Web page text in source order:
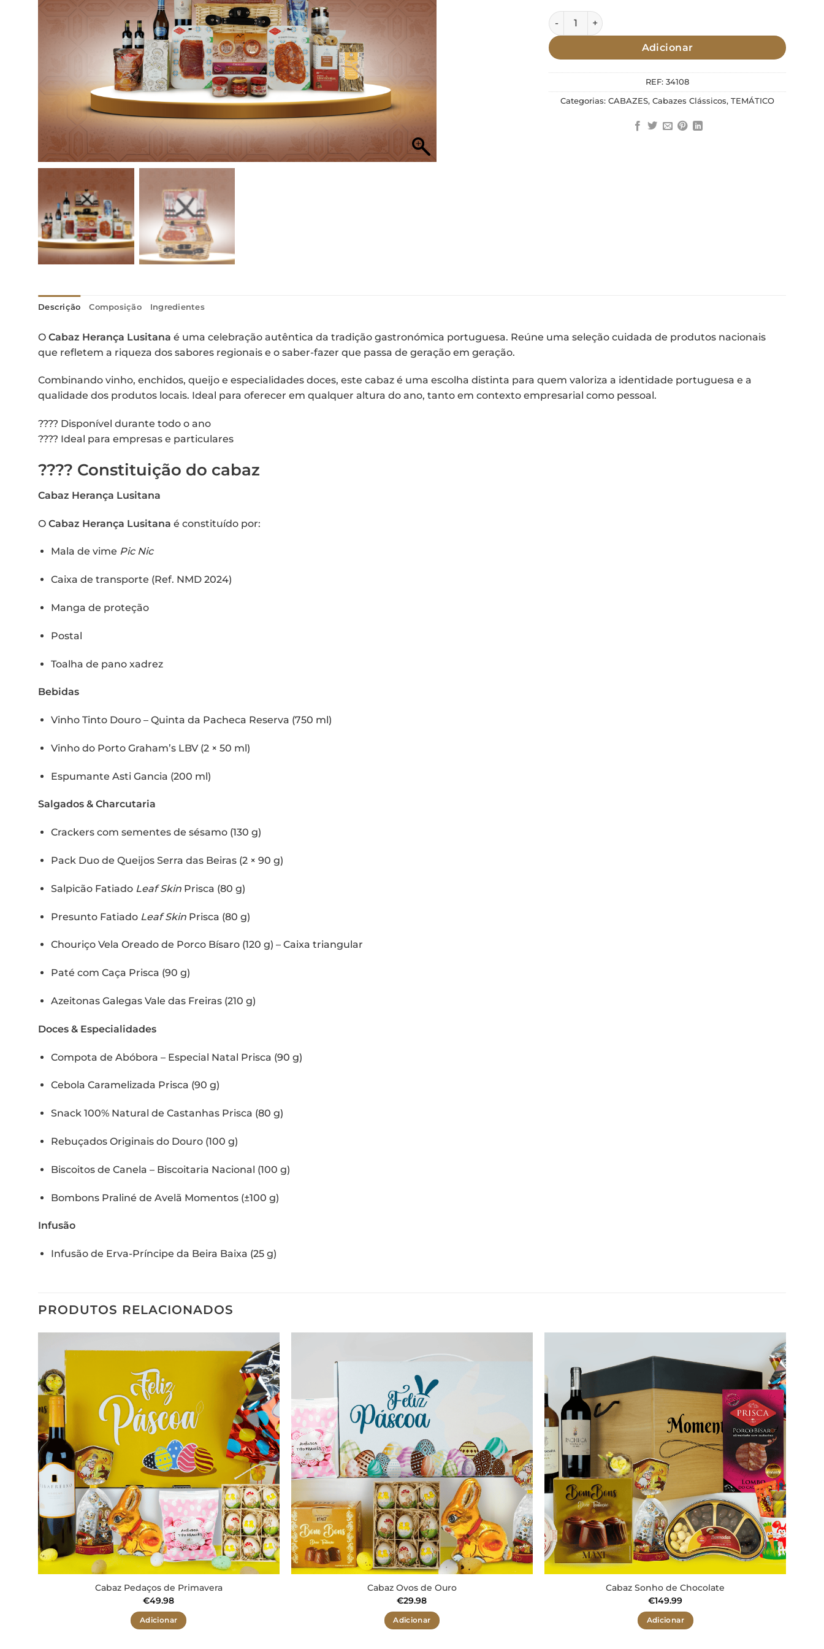
Quantidade de Cabaz Herança Lusitana
Adicionar
REF:34108
Categorias:CABAZES,Cabazes Clássicos,TEMÁTICO
Descrição Composição Ingredientes
O Cabaz Herança Lusitana é uma celebração autêntica da tradição gastronómica portuguesa. Reúne uma seleção cuidada de produtos nacionais
que refletem a riqueza dos sabores regionais e o saber-fazer que passa de geração em geração.
Combinando vinho, enchidos, queijo e especialidades doces, este cabaz é uma escolha distinta para quem valoriza a identidade portuguesa e a
qualidade dos produtos locais. Ideal para oferecer em qualquer altura do ano, tanto em contexto empresarial como pessoal.
???? Disponível durante todo o ano
???? Ideal para empresas e particulares
???? Constituição do cabaz
Cabaz Herança Lusitana
O Cabaz Herança Lusitana é constituído por:
Mala de vime Pic Nic
Caixa de transporte (Ref. NMD 2024)
Manga de proteção
Postal
Toalha de pano xadrez
Bebidas
Vinho Tinto Douro – Quinta da Pacheca Reserva (750 ml)
Vinho do Porto Graham’s LBV (2 × 50 ml)
Espumante Asti Gancia (200 ml)
Salgados & Charcutaria
Crackers com sementes de sésamo (130 g)
Pack Duo de Queijos Serra das Beiras (2 × 90 g)
Salpicão Fatiado Leaf SkinPrisca (80 g)
Presunto Fatiado Leaf SkinPrisca (80 g)
Chouriço Vela Oreado de Porco Bísaro (120 g) – Caixa triangular
Paté com Caça Prisca (90 g)
Azeitonas Galegas Vale das Freiras (210 g)
Doces & Especialidades
Compota de Abóbora – Especial Natal Prisca (90 g)
Cebola Caramelizada Prisca (90 g)
Snack 100% Natural de Castanhas Prisca (80 g)
Rebuçados Originais do Douro (100 g)
Biscoitos de Canela – Biscoitaria Nacional (100 g)
Bombons Praliné de Avelã Momentos (±100 g)
Infusão
Infusão de Erva-Príncipe da Beira Baixa (25 g)
PRODUTOS RELACIONADOS
Adicionar
aos meus
desejos
Cabaz Pedaços de Primavera
€49.98
Adicionar
Cabaz Ovos de Ouro
€29.98
Adicionar
Adicionar
aos meus
desejos
Cabaz Sonho de Chocolate
€149.99
Adicionar